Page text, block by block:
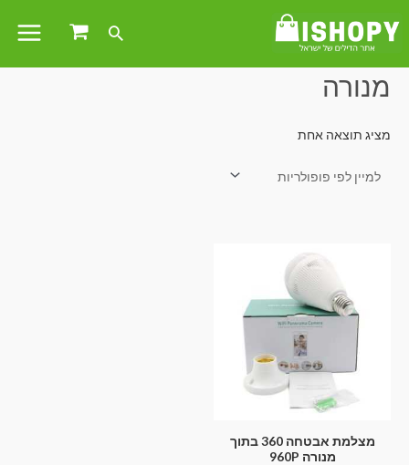
עמוד הבית/ מוצרים המתויגים “מנורה”
מנורה
מציג תוצאה אחת
מצלמת אבטחה 360 בתוך
מנורה 960P